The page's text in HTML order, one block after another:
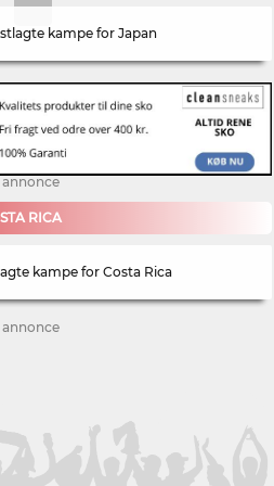
kampe for Japan
annonce
RICA
kampe for Costa Rica
annonce